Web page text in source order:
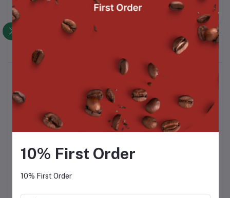
สินค้าที่ซื้อบ่อย
ซุปหัวหอมแบบฝรั่งเศส + ขนมปัง / French
Onion Soup With Baguette
฿49.00
10% First Order
10% First Order